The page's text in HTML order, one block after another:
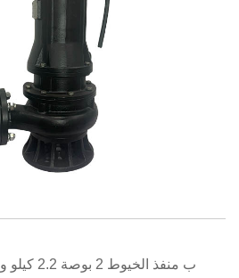
ب منفذ الخيوط 2 بوصة 2.2 كيلو واط إلى 5.5 كيلو واط